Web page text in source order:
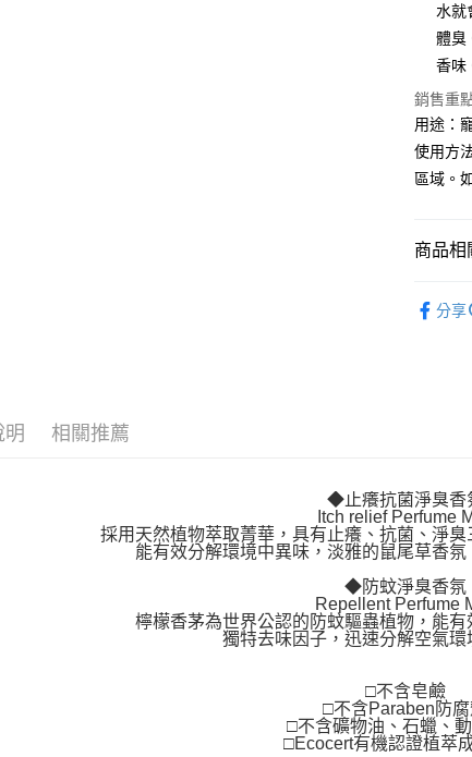
街口支付
悠遊付
ATM付
運送
每筆
每筆
7-11取
每筆
每筆
宅配
水就
體臭
香味
銷售重
用途：
使用方
區域。
商品相
分享
明 相關推薦
◆止癢抗菌淨臭香
Itch relief Perfume
採用天然植物萃取菁華，具有止癢、抗菌、淨臭
能有效分解環境中異味，淡雅的鼠尾草香氛
◆防蚊淨臭香氛
Repellent Perfume
檸檬香茅為世界公認的防蚊驅蟲植物，能有
獨特去味因子，迅速分解空氣環
□不含皂鹼
□不含Paraben防腐
□不含礦物油、石蠟、
□Ecocert有機認證植萃